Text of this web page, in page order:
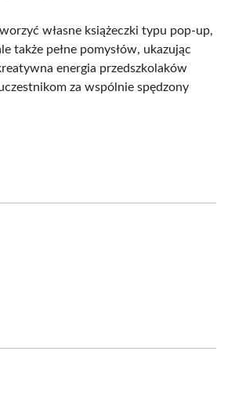
własne książeczki typu pop-up,
także pełne pomysłów, ukazując
energia przedszkolaków
za wspólnie spędzony